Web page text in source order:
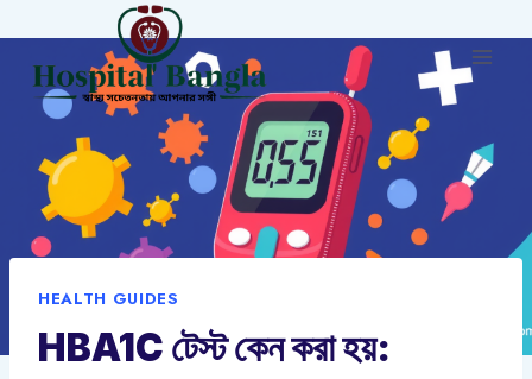
content
HEALTH GUIDES
HBA1C টেস্ট কেন করা হয়: